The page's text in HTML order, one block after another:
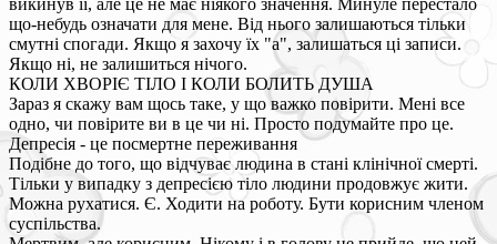
що-небудь означати для мене. Від нього залишаються тільки
смутні спогади. Якщо я захочу їх "а", залишаться ці записи.
Якщо ні, не залишиться нічого.
КОЛИ ХВОРІЄ ТІЛО І КОЛИ БОЛИТЬ ДУША
Зараз я скажу вам щось таке, у що важко повірити. Мені все
одно, чи повірите ви в це чи ні. Просто подумайте про це.
Депресія - це посмертне переживання
Подібне до того, що відчуває людина в стані клінічної смерті.
Тільки у випадку з депресією тіло людини продовжує жити.
Можна рухатися. Є. Ходити на роботу. Бути корисним членом
суспільства.